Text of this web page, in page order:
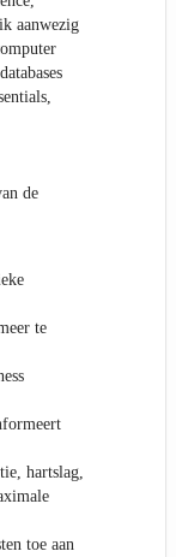
aanwezig
de
te
hartslag,
toe aan